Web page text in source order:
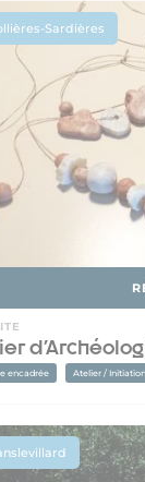
Sardières
encadrée Atelier /